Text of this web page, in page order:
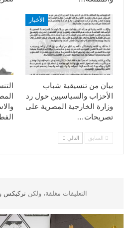
الأخبار
بيان من تنسيقية شباب
الأحزاب والسياسيين حول رد
وزارة الخارجية المصرية على
تصريحات…
السابق التالي
التعليقات مغلقة، ولكن تركبكس